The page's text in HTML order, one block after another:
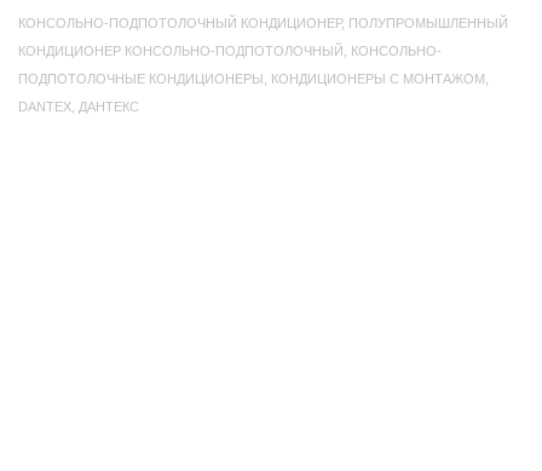
КОНСОЛЬНО-ПОДПОТОЛОЧНЫЙ КОНДИЦИОНЕР, ПОЛУПРОМЫШЛЕННЫЙ
КОНДИЦИОНЕР КОНСОЛЬНО-ПОДПОТОЛОЧНЫЙ
КОНСОЛЬНО-
ПОДПОТОЛОЧНЫЕ КОНДИЦИОНЕРЫ
КОНДИЦИОНЕРЫ С МОНТАЖОМ
DANTEX ДАНТЕКС